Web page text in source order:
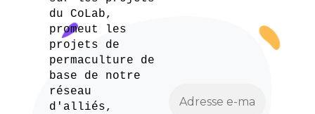
du CoLab,
promeut les
projets de
permaculture de
base de notre
réseau
d'alliés,